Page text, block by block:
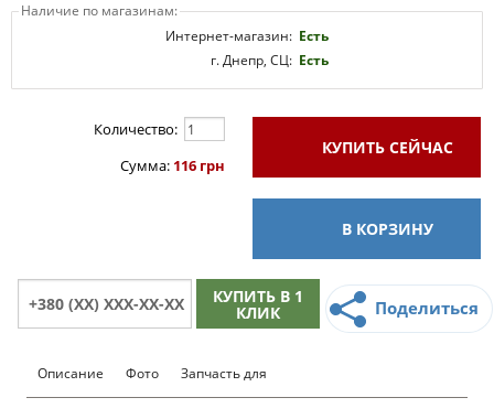
Наличие по магазинам:
Интернет-магазин: Есть
г. Днепр, СЦ: Есть
Количество:
Сумма: 116 грн
КУПИТЬ СЕЙЧАС
В КОРЗИНУ
КУПИТЬ В 1
КЛИК Поделиться
Описание Фото Запчасть для